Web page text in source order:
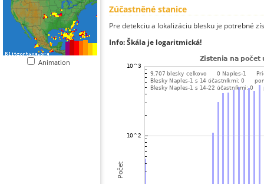
Animation
Zúčastněné stanice
Pre detekciu a lokalizáciu blesku je potrebné
Info: Škála je logaritmická!